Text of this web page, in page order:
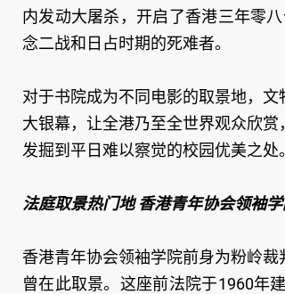
内发动大屠杀，开启了香港三年零
念二战和日占时期的死难者。
对于书院成为不同电影的取景地，
大银幕，让全港乃至全世界观众欣
发掘到平日难以察觉的校园优美之处。
法庭取景热门地 香港青年协会领袖
香港青年协会领袖学院前身为粉岭
曾在此取景。这座前法院于1960年